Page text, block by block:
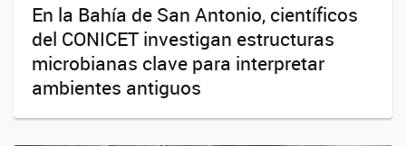
En la Bahía de San Antonio, científicos
del CONICET investigan estructuras
microbianas clave para interpretar
ambientes antiguos